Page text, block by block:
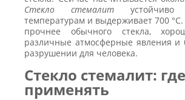
Стекло стемалит
температурам и выдерживает 700
прочнее обычного стекла,
различные атмосферные явления и
разрушении для человека.
Стекло стемалит:
применять